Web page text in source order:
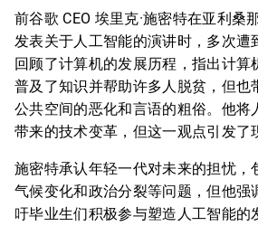
前谷歌 CEO 埃里克·施密特在亚利桑
发表关于人工智能的演讲时，多次遭
回顾了计算机的发展历程，指出计算
普及了知识并帮助许多人脱贫，但也
公共空间的恶化和言语的粗俗。他将
带来的技术变革，但这一观点引发了
施密特承认年轻一代对未来的担忧，
气候变化和政治分裂等问题，但他强
吁毕业生们积极参与塑造人工智能的